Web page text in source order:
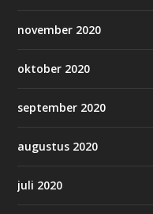
november 2020
oktober 2020
september 2020
augustus 2020
juli 2020